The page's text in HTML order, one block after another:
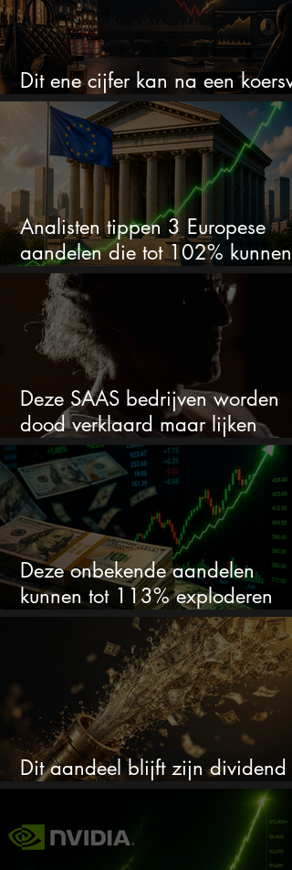
Dit ene cijfer kan na een
van 50% alles veranderen
Analisten tippen 3 Europese
aandelen die tot 102% kunnen
stijgen
Deze SAAS bedrijven worden
dood verklaard maar lijken
springlevend
Deze onbekende aandelen
kunnen tot 113% exploderen
(één springt eruit)
Dit aandeel blijft zijn dividend
verhogen, wat er ook gebeurt